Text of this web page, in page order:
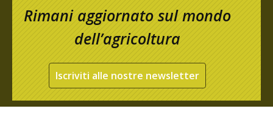
Rimani aggiornato sul mondo
dell’agricoltura
Iscriviti alle nostre newsletter